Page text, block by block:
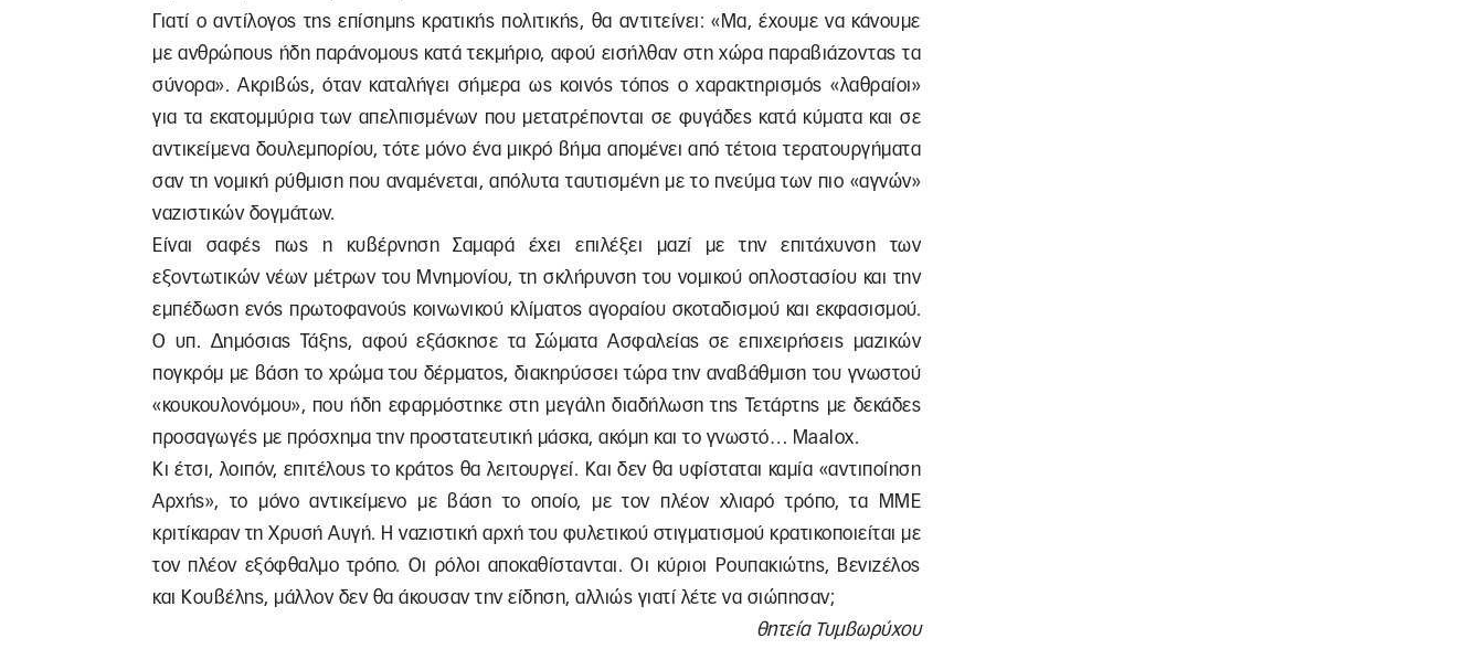
Γιατί ο αντίλογος της επίσημης κρατικής πολιτικής, θα αντιτείνει: «Mα, έχουμε να κάνουμε
με ανθρώπους ήδη παράνομους κατά τεκμήριο, αφού εισήλθαν στη χώρα παραβιάζοντας τα
σύνορα». Ακριβώς, όταν καταλήγει σήμερα ως κοινός τόπος ο χαρακτηρισμός «λαθραίοι»
για τα εκατομμύρια των απελπισμένων που μετατρέπονται σε φυγάδες κατά κύματα και σε
αντικείμενα δουλεμπορίου, τότε μόνο ένα μικρό βήμα απομένει από τέτοια τερατουργήματα
σαν τη νομική ρύθμιση που αναμένεται, απόλυτα ταυτισμένη με το πνεύμα των πιο «αγνών»
ναζιστικών δογμάτων.
Είναι σαφές πως η κυβέρνηση Σαμαρά έχει επιλέξει μαζί με την επιτάχυνση των
εξοντωτικών νέων μέτρων του Μνημονίου, τη σκλήρυνση του νομικού οπλοστασίου και την
εμπέδωση ενός πρωτοφανούς κοινωνικού κλίματος αγοραίου σκοταδισμού και εκφασισμού.
Ο υπ. Δημόσιας Τάξης, αφού εξάσκησε τα Σώματα Ασφαλείας σε επιχειρήσεις μαζικών
πογκρόμ με βάση το χρώμα του δέρματος, διακηρύσσει τώρα την αναβάθμιση του γνωστού
«κουκουλονόμου», που ήδη εφαρμόστηκε στη μεγάλη διαδήλωση της Τετάρτης με δεκάδες
προσαγωγές με πρόσχημα την προστατευτική μάσκα, ακόμη και το γνωστό… Maalox.
Κι έτσι, λοιπόν, επιτέλους το κράτος θα λειτουργεί. Και δεν θα υφίσταται καμία «αντιποίηση
Αρχής», το μόνο αντικείμενο με βάση το οποίο, με τον πλέον χλιαρό τρόπο, τα ΜΜΕ
κριτίκαραν τη Χρυσή Αυγή. Η ναζιστική αρχή του φυλετικού στιγματισμού κρατικοποιείται με
τον πλέον εξόφθαλμο τρόπο. Οι ρόλοι αποκαθίστανται. Οι κύριοι Ρουπακιώτης, Βενιζέλος
και Κουβέλης, μάλλον δεν θα άκουσαν την είδηση, αλλιώς γιατί λέτε να σιώπησαν;
θητεία Τυμβωρύχου